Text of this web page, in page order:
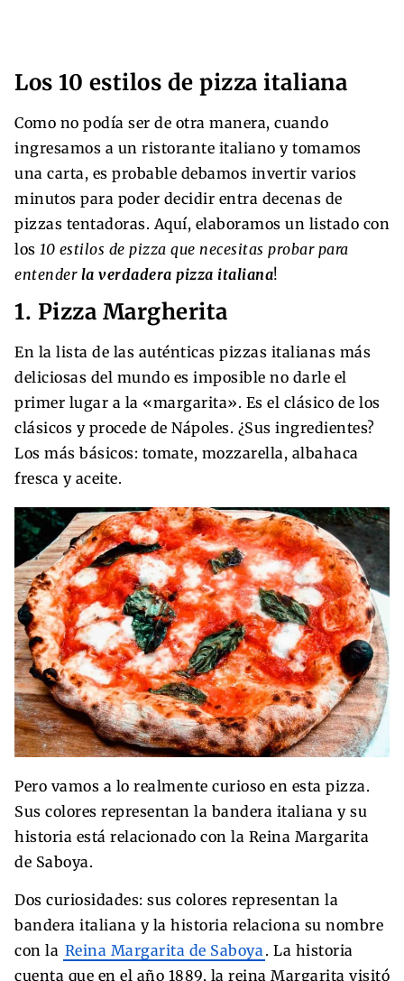
Los 10 estilos de pizza italiana
Como no podía ser de otra manera, cuando
ingresamos a un ristorante italiano y tomamos
una carta, es probable debamos invertir varios
minutos para poder decidir entra decenas de
pizzas tentadoras. Aquí, elaboramos un listado con
los 10 estilos de pizza que necesitas probar para
entenderla verdadera pizza italiana!
1. Pizza Margherita
En la lista de las auténticas pizzas italianas más
deliciosas del mundo es imposible no darle el
primer lugar a la «margarita». Es el clásico de los
clásicos y procede de Nápoles. ¿Sus ingredientes?
Los más básicos: tomate, mozzarella, albahaca
fresca y aceite.
Pero vamos a lo realmente curioso en esta pizza.
Sus colores representan la bandera italiana y su
historia está relacionado con la Reina Margarita
de Saboya.
Dos curiosidades: sus colores representan la
bandera italiana y la historia relaciona su nombre
con la Reina Margarita de Saboya . La historia
cuenta que en el año 1889, la reina Margarita visitó